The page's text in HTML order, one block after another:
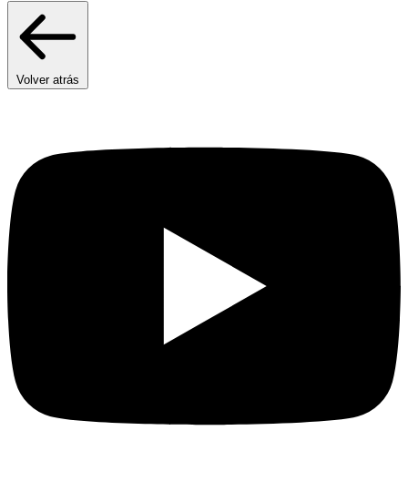
Volver atrás